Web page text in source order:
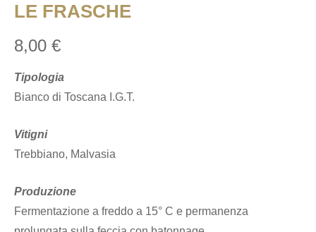
LE FRASCHE
8,00 €
Tipologia
Bianco di Toscana I.G.T.
Vitigni
Trebbiano, Malvasia
Produzione
Fermentazione a freddo a 15° C e permanenza